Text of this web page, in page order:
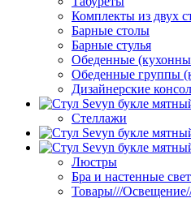
Комплекты из двух
Барные столы
Барные стулья
Обеденные
Обеденные группы
Дизайнерские
Стеллажи
Люстры
Бра и настенные
Товары///